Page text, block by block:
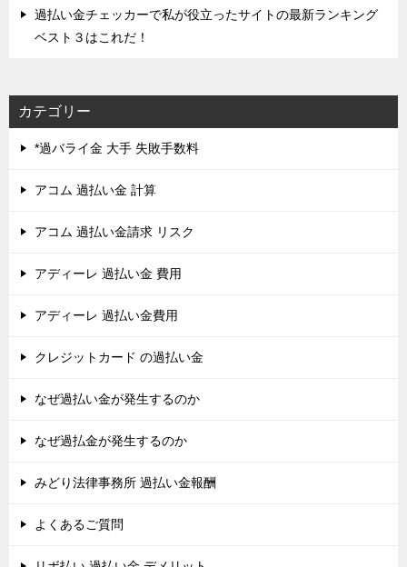
過払い金チェッカーで私が役立ったサイトの最新ランキング
ベスト３はこれだ！
カテゴリー
*過バライ金 大手 失敗手数料
アコム 過払い金 計算
アコム 過払い金請求 リスク
アディーレ 過払い金 費用
アディーレ 過払い金費用
クレジットカード の過払い金
なぜ過払い金が発生するのか
なぜ過払金が発生するのか
みどり法律事務所 過払い金報酬
よくあるご質問